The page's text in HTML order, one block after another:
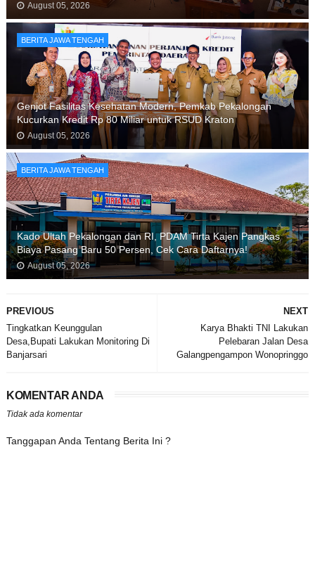
August 05, 2026
BERITA JAWA TENGAH
Genjot Fasilitas Kesehatan Modern, Pemkab Pekalongan
Kucurkan Kredit Rp 80 Miliar untuk RSUD Kraton
August 05, 2026
BERITA JAWA TENGAH
Kado Ultah Pekalongan dan RI, PDAM Tirta Kajen Pangkas
Biaya Pasang Baru 50 Persen, Cek Cara Daftarnya!
August 05, 2026
NEXT
Karya Bhakti TNI Lakukan
Pelebaran Jalan Desa
Galangpengampon Wonopringgo
PREVIOUS
Tingkatkan Keunggulan
Desa,Bupati Lakukan Monitoring Di
Banjarsari
KOMENTAR ANDA
Tidak ada komentar
Tanggapan Anda Tentang Berita Ini ?